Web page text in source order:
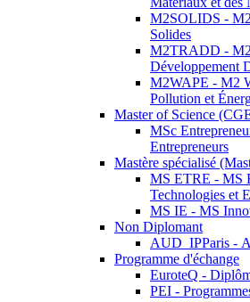
M2SOLIDS -
Solides
M2TRADD -
Développement
M2WAPE - M2
Pollution et
Master of Science
MSc
Entrepreneurs
Mastère spécialisé
MS ETRE - MS
Technologies et
MS IE - MS
Non Diplomant
AUD_IPParis -
Programme d'échange
EuroteQ -
PEI -